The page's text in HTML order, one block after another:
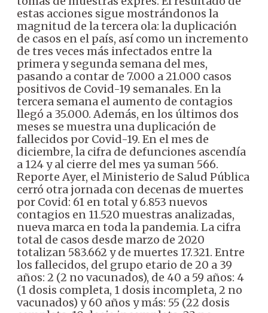
estas acciones sigue mostrándonos la
magnitud de la tercera ola: la duplicación
de casos en el país, así como un incremento
de tres veces más infectados entre la
primera y segunda semana del mes,
pasando a contar de 7.000 a 21.000 casos
positivos de Covid-19 semanales. En la
tercera semana el aumento de contagios
llegó a 35.000. Además, en los últimos dos
meses se muestra una duplicación de
fallecidos por Covid-19. En el mes de
diciembre, la cifra de defunciones ascendía
a 124 y al cierre del mes ya suman 566.
Reporte Ayer, el Ministerio de Salud Pública
cerró otra jornada con decenas de muertes
por Covid: 61 en total y 6.853 nuevos
contagios en 11.520 muestras analizadas,
nueva marca en toda la pandemia. La cifra
total de casos desde marzo de 2020
totalizan 583.662 y de muertes 17.321. Entre
los fallecidos, del grupo etario de 20 a 39
años: 2 (2 no vacunados), de 40 a 59 años: 4
(1 dosis completa, 1 dosis incompleta, 2 no
vacunados) y 60 años y más: 55 (22 dosis